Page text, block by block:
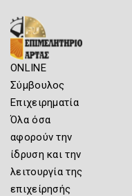
ONLINE
Σύμβουλος
Επιχειρηματία
Όλα όσα
αφορούν την
ίδρυση και την
λειτουργία της
επιχείρησής